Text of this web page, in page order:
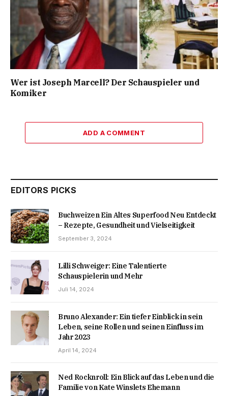
Wer ist Joseph Marcell? Der Schauspieler und
Komiker
ADD A COMMENT
EDITORS PICKS
Buchweizen Ein Altes Superfood Neu Entdeckt
– Rezepte, Gesundheit und Vielseitigkeit
September 3, 2024
Lilli Schweiger: Eine Talentierte
Schauspielerin und Mehr
Juli 14, 2024
Bruno Alexander: Ein tiefer Einblick in sein
Leben, seine Rollen und seinen Einfluss im
Jahr 2023
April 14, 2024
Ned Rocknroll: Ein Blick auf das Leben und die
Familie von Kate Winslets Ehemann